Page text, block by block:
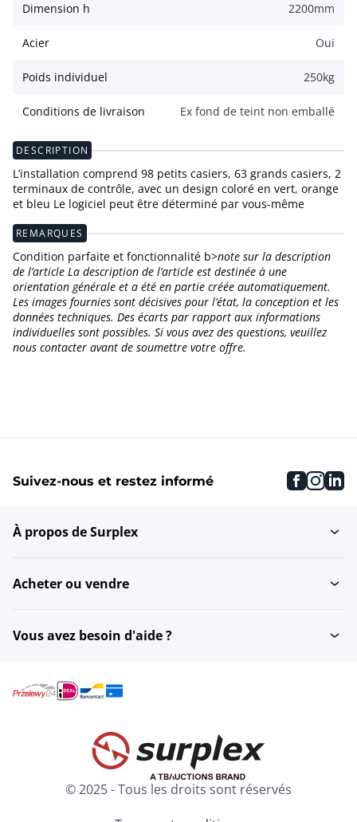
Dimension h 2200mm
Acier Oui
Poids individuel 250kg
Conditions de livraison Ex fond de teint non emballé
DESCRIPTION
L’installation comprend 98 petits casiers, 63 grands casiers, 2
terminaux de contrôle, avec un design coloré en vert, orange
et bleu Le logiciel peut être déterminé par vous-même
REMARQUES
Condition parfaite et fonctionnalité b>note sur la description
de l’article La description de l’article est destinée à une
orientation générale et a été en partie créée automatiquement.
Les images fournies sont décisives pour l’état, la conception et les
données techniques. Des écarts par rapport aux informations
individuelles sont possibles. Si vous avez des questions, veuillez
nous contacter avant de soumettre votre offre.
Suivez-nous et restez informé
À propos de Surplex
Acheter ou vendre
Vous avez besoin d'aide ?
© 2025 - Tous les droits sont réservés